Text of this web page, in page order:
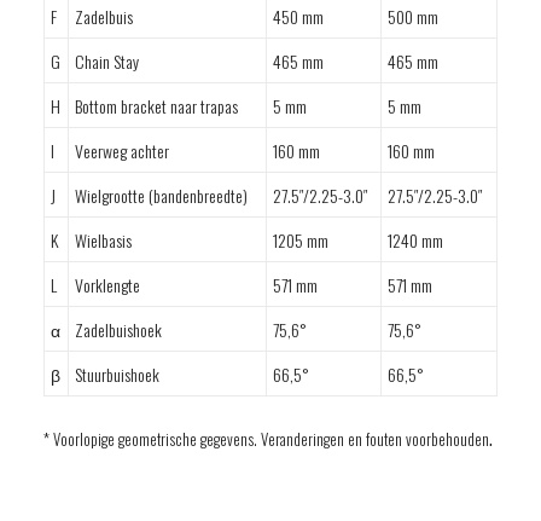
F
Zadelbuis 450 mm
500 mm
G
Chain Stay 465 mm
465 mm
H
Bottom bracket naar trapas 5 mm
5 mm
I
Veerweg achter 160 mm
160 mm
J
Wielgrootte (bandenbreedte) 27.5″/2.25-3.0″
27.5″/2.25-3.0″
K
Wielbasis 1205 mm
1240 mm
L
Vorklengte 571 mm
571 mm
α
Zadelbuishoek 75,6°
75,6°
β
Stuurbuishoek 66,5° 66,5°
* Voorlopige geometrische gegevens. Veranderingen en fouten voorbehouden.